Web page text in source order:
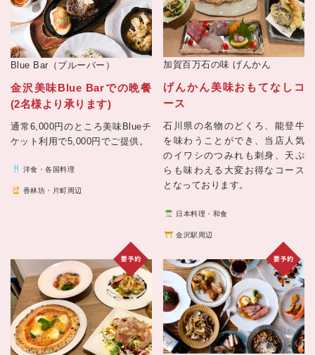
Blue Bar（ブルーバー）
金沢美味Blue Barでの晩餐
(2名様より承ります)
通常6,000円のところ美味Blueチ
ケット利用で5,000円でご提供。
洋食・各国料理
香林坊・片町周辺
加賀百万石の味 げんかん
げんかん美味おもてなしコ
ース
石川県の名物のどくろ、能登牛
を味わうことができ、当店人気
のイワシのつみれも刺身、天ぷ
らも味わえる大変お得なコース
となっております。
日本料理・和食
金沢駅周辺